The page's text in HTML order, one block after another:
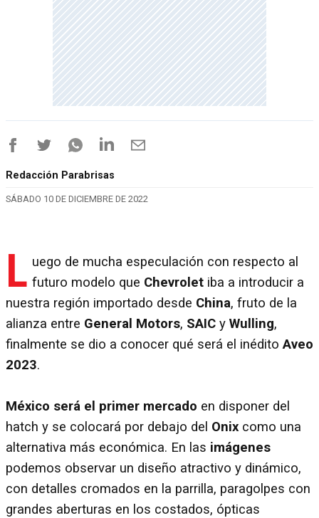
Redacción Parabrisas
SÁBADO 10 DE DICIEMBRE DE 2022
L uego de mucha especulación con respecto al
futuro modelo que Chevrolet iba a introducir a
nuestra región importado desde China, fruto de la
alianza entre General Motors, SAIC y Wulling,
finalmente se dio a conocer qué será el inédito Aveo
2023.
México será el primer mercado en disponer del
hatch y se colocará por debajo del Onix como una
alternativa más económica. En las imágenes
podemos observar un diseño atractivo y dinámico,
con detalles cromados en la parrilla, paragolpes con
grandes aberturas en los costados, ópticas